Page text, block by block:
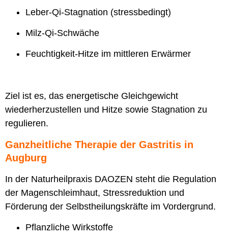
Leber-Qi-Stagnation (stressbedingt)
Milz-Qi-Schwäche
Feuchtigkeit-Hitze im mittleren Erwärmer
Ziel ist es, das energetische Gleichgewicht
wiederherzustellen und Hitze sowie Stagnation zu
regulieren.
Ganzheitliche Therapie der Gastritis in
Augburg
In der Naturheilpraxis DAOZEN steht die Regulation
der Magenschleimhaut, Stressreduktion und
Förderung der Selbstheilungskräfte im Vordergrund.
Pflanzliche Wirkstoffe